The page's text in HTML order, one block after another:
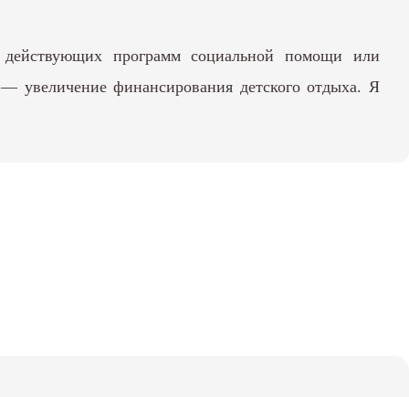
программ социальной помощи или
финансирования детского отдыха. Я